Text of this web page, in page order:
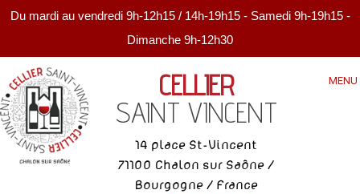
Du mardi au vendredi 9h-12h15 / 14h-19h15 - Samedi 9h-19h15 -
Dimanche 9h-12h30
CELLIER
SAINT VINCENT
14 place St-Vincent
71100 Chalon sur Saône /
Bourgogne / France
MENU